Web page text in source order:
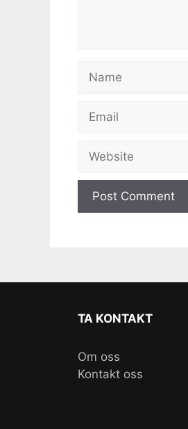
Name
Email
Website
TA KONTAKT
Om oss
Kontakt oss